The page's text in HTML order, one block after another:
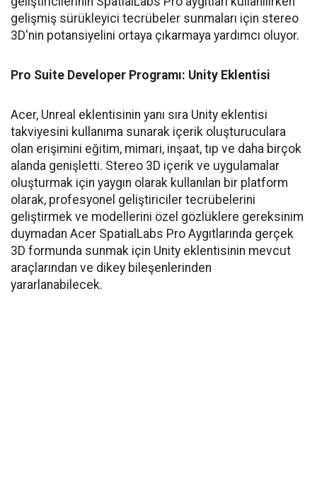
gelişmiş sürükleyici tecrübeler sunmaları için stereo
3D'nin potansiyelini ortaya çıkarmaya yardımcı oluyor.
Pro Suite Developer Programı: Unity Eklentisi
Acer, Unreal eklentisinin yanı sıra Unity eklentisi
takviyesini kullanıma sunarak içerik oluşturuculara
olan erişimini eğitim, mimari, inşaat, tıp ve daha birçok
alanda genişletti. Stereo 3D içerik ve uygulamalar
oluşturmak için yaygın olarak kullanılan bir platform
olarak, profesyonel geliştiriciler tecrübelerini
geliştirmek ve modellerini özel gözlüklere gereksinim
duymadan Acer SpatialLabs Pro Aygıtlarında gerçek
3D formunda sunmak için Unity eklentisinin mevcut
araçlarından ve dikey bileşenlerinden
yararlanabilecek.